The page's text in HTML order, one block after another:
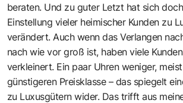
beraten. Und zu guter Letzt hat sich
Einstellung vieler heimischer Kunden zu
verändert. Auch wenn das Verlangen
nach wie vor groß ist, haben viele
verkleinert. Ein paar Uhren weniger,
günstigeren Preisklasse – das spiegelt
zu Luxusgütern wider. Das trifft aus